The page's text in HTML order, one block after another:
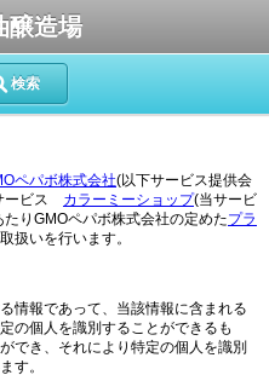
醸造場
検索
ペパボ株式会社(以下サービス提供会
ービス カラーミーショップ(当サービ
りGMOペパボ株式会社の定めたプラ
扱いを行います。
情報であって、当該情報に含まれる
の個人を識別することができるも
でき、それにより特定の個人を識別
す。